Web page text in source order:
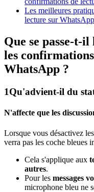
Les meilleures
lecture sur WhatsApp
Que se passe-t-
les
WhatsApp ?
1Qu'advient-il du
N'affecte que les
Lorsque vous désactivez
verra pas les coche bleues
Cela s'applique aux
autres.
Pour les messages
microphone bleu ne